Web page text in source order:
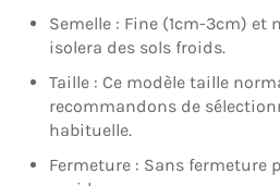
Semelle : Fine (1cm-3cm) et
isolera des sols froids.
Taille : Ce modèle taille
recommandons de
habituelle.
Fermeture : Sans fermeture